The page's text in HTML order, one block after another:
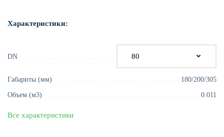
Характеристики:
DN
Габариты (мм) 180/200/305
Объем (м3) 0.011
Все характеристики